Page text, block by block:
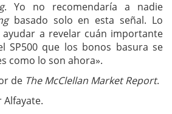
. Yo no recomendaría a nadie
basado solo en esta señal. Lo
a revelar cuán importante
SP500 que los bonos basura se
como lo son ahora».
de The McClellan Market Report.
Alfayate.